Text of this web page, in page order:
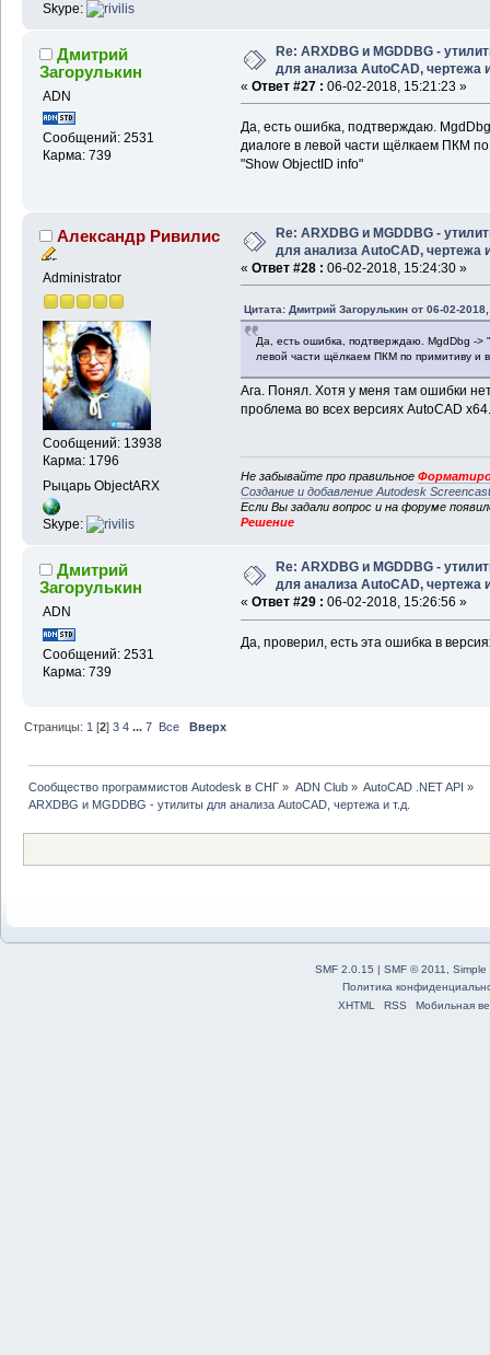
Skype:
Дмитрий
Загорулькин
ADN
Сообщений: 2531
Карма: 739
Re: ARXDBG и MGDDBG -
для анализа AutoCAD, чертежа
« Ответ #27 : 06-02-2018, 15:21:23 »
Да, есть ошибка, подтверждаю.
диалоге в левой части щёлкаем ПКМ
"Show ObjectID info"
Александр Ривилис
Administrator
Сообщений: 13938
Карма: 1796
Рыцарь ObjectARX
Skype:
Re: ARXDBG и MGDDBG -
для анализа AutoCAD, чертежа
« Ответ #28 : 06-02-2018, 15:24:30 »
Цитата: Дмитрий Загорулькин от 06-02-
Да, есть ошибка, подтверждаю. MgdDbg ->
левой части щёлкаем ПКМ по примитиву и
Ага. Понял. Хотя у меня там ошибки
проблема во всех версиях AutoCAD x64.
Не забывайте про правильное
Создание и добавление Autodesk
Если Вы задали вопрос и на форуме
Решение
Дмитрий
Загорулькин
ADN
Сообщений: 2531
Карма: 739
Re: ARXDBG и MGDDBG -
для анализа AutoCAD, чертежа
« Ответ #29 : 06-02-2018, 15:26:56 »
Да, проверил, есть эта ошибка в
Страницы:1 [2]3 4 ...7 Все Вверх
Сообщество программистов Autodesk в СНГ » ADN Club» AutoCAD .NET API »
ARXDBG и MGDDBG - утилиты для анализа AutoCAD, чертежа и т.д.
SMF 2.0.15 SMF © 2011, Simple
Политика
XHTML
RSS Мобильная